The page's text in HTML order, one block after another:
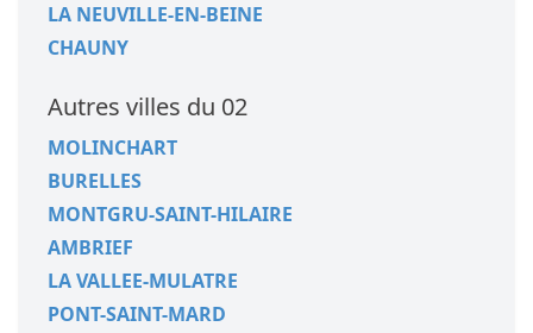
LA NEUVILLE-EN-BEINE
CHAUNY
Autres villes du 02
MOLINCHART
BURELLES
MONTGRU-SAINT-HILAIRE
AMBRIEF
LA VALLEE-MULATRE
PONT-SAINT-MARD